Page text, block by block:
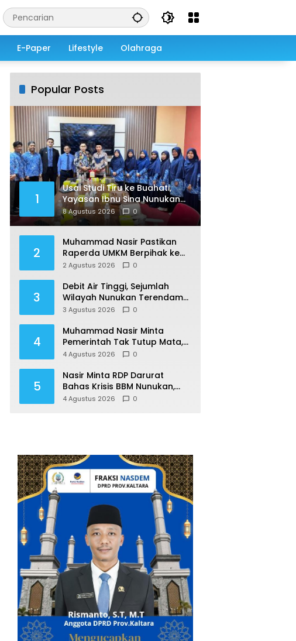
E-Paper Lifestyle Olahraga
Popular Posts
1
Usai Studi Tiru ke Buahati,
Yayasan Ibnu Sina Nunukan
Siapkan Adaptasi Program
Pendidikan
8 Agustus 2026 0
2
Muhammad Nasir Pastikan
Raperda UMKM Berpihak ke
Rakyat, Permudah Usaha
2 Agustus 2026 0
3
Debit Air Tinggi, Sejumlah
Wilayah Nunukan Terendam
Banjir
3 Agustus 2026 0
4
Muhammad Nasir Minta
Pemerintah Tak Tutup Mata,
Krisis BBM Ancam Ekonomi
4 Agustus 2026 0
5
Nasir Minta RDP Darurat
Bahas Krisis BBM Nunukan,
Soroti Lemahnya Sistem
4 Agustus 2026 0